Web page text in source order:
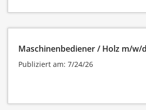
Maschinenbediener / Holz m/w/d
Publiziert am: 7/24/26